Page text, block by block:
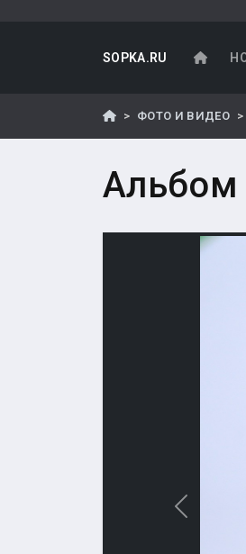
SOPKA.RU
ФОТО И ВИДЕО
Альбом
Назад